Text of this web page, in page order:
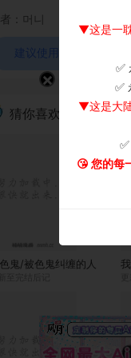
：머니
建议使用谷歌浏览器观
猜你喜欢
鬼/被色鬼纠缠的人
▼这是一
✅
✅
▼这是大
😘 您的每
×